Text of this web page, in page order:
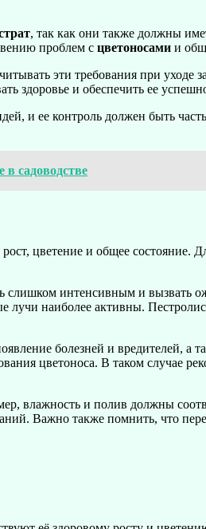
, так как они также должны
проблем с цветоносами и
эти требования при уходе
здоровье и обеспечить ее
и ее контроль должен быть
садоводстве
цветение и общее состояние.
интенсивным и вызвать
лучи наиболее активны.
болезней и вредителей, а
цветоноса. В таком случае
влажность и полив должны
Важно также помнить, что